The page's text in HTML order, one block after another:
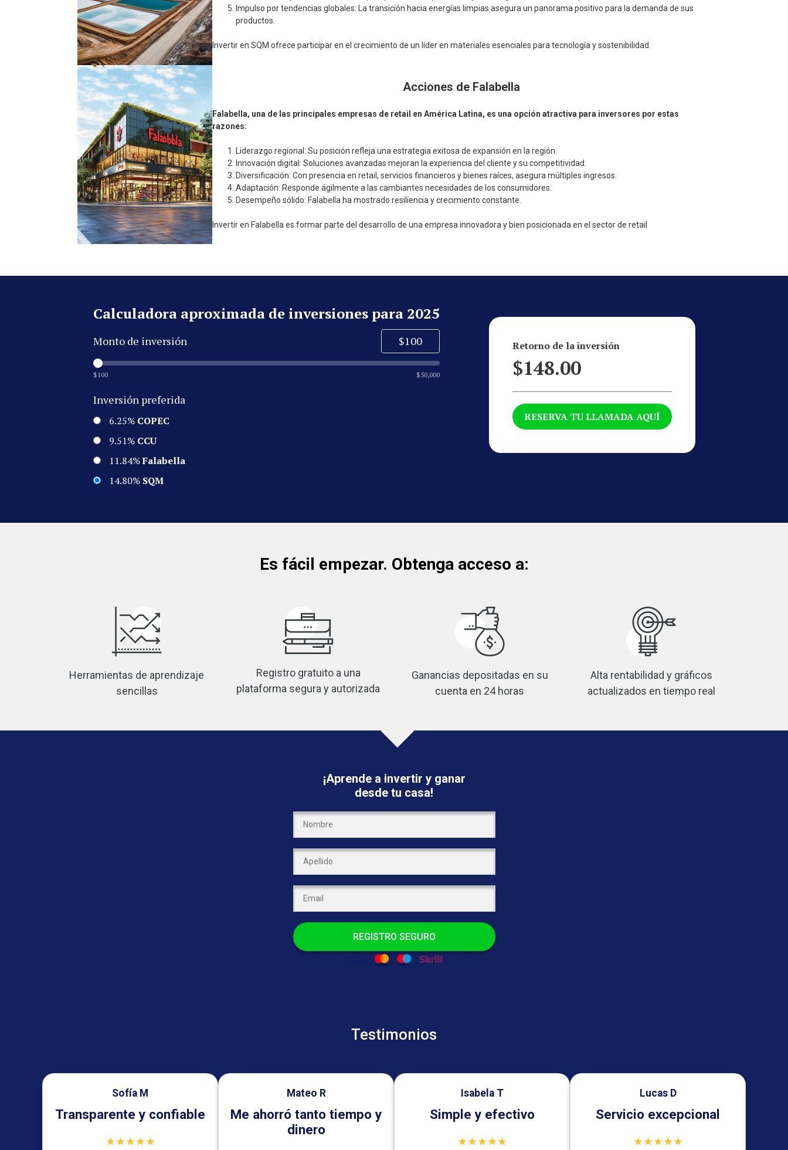
Impulso por tendencias globales: La transición hacia energías limpias asegura un panorama positivo para la demanda de sus
productos.
Invertir en SQM ofrece participar en el crecimiento de un líder en materiales esenciales para tecnología y sostenibilidad.
Acciones de Falabella
Falabella, una de las principales empresas de retail en América Latina, es una opción atractiva para inversores por estas
razones:
Liderazgo regional: Su posición refleja una estrategia exitosa de expansión en la región.
Innovación digital: Soluciones avanzadas mejoran la experiencia del cliente y su competitividad.
Diversificación: Con presencia en retail, servicios financieros y bienes raíces, asegura múltiples ingresos.
Adaptación: Responde ágilmente a las cambiantes necesidades de los consumidores.
Desempeño sólido: Falabella ha mostrado resiliencia y crecimiento constante.
Invertir en Falabella es formar parte del desarrollo de una empresa innovadora y bien posicionada en el sector de retail
Calculadora aproximada de inversiones para 2025
Monto de inversión $100
$100 $50,000
Inversión preferida
6.25% COPEC
9.51% CCU
11.84%Falabella
14.80% SQM
Retorno de la inversión
$148.00
RESERVA TU LLAMADA AQUÍ
Es fácil empezar. Obtenga acceso a:
Herramientas de aprendizaje
sencillas
Registro gratuito a una
plataforma segura y autorizada
Ganancias depositadas en su
cuenta en 24 horas
Alta rentabilidad y gráficos
actualizados en tiempo real
¡Aprende a invertir y ganar
desde tu casa!
REGISTRO SEGURO
Testimonios
Sofía M
Transparente y confiable
★★★★★
Mateo R
Me ahorró tanto tiempo y
dinero
Isabela T
Simple y efectivo
★★★★★
Lucas D
Servicio excepcional
★★★★★